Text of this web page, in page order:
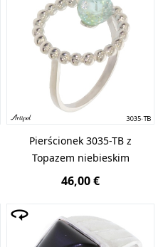
Pierścionek 3035-TB z
Topazem niebieskim
46,00 €